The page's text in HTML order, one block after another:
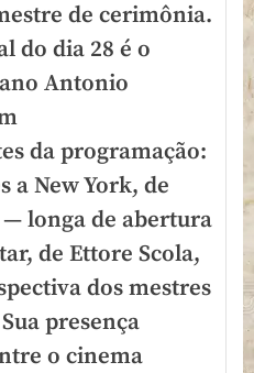
de cerimônia.
do dia 28 é o
Antonio
da programação:
a New York, de
longa de abertura
de Ettore Scola,
dos mestres
presença
o cinema